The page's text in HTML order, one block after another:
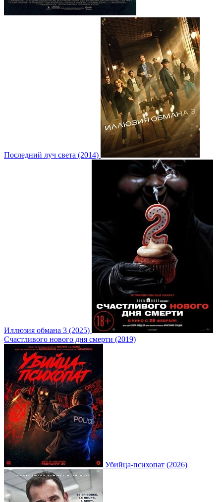
Последний луч света (2014)
Иллюзия обмана 3 (2025)
Счастливого нового дня смерти (2019)
Убийца-психопат (2026)